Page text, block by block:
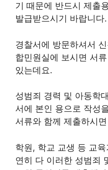
기 때문에 반드시 제출
발급받으시기 바랍니다.
경찰서에 방문하셔서
합민원실에 보시면 서
있는데요.
성범죄 경력 및 아동학
서에 본인 용으로 작성
서류와 함께 제출하시
학원, 학교 교생 등 교
연히 다 이러한 성범죄